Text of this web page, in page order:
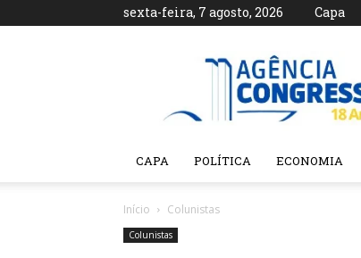
sexta-feira, 7 agosto, 2026 Capa
Agência
CAPA POLÍTICA ECONOMIA
Início Colunistas
Colunistas